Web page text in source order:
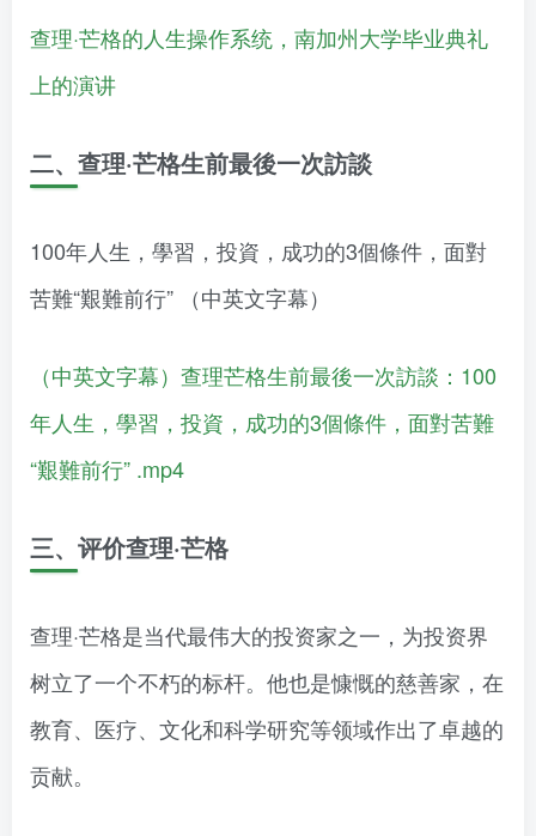
查理·芒格的人生操作系统，南加州大学毕业典礼
上的演讲
二、查理·芒格生前最後一次訪談
100年人生，學習，投資，成功的3個條件，面對
苦難“艱難前行” （中英文字幕）
（中英文字幕）查理芒格生前最後一次訪談：100
年人生，學習，投資，成功的3個條件，面對苦難
“艱難前行” .mp4
三、评价查理·芒格
查理·芒格是当代最伟大的投资家之一，为投资界
树立了一个不朽的标杆。他也是慷慨的慈善家，在
教育、医疗、文化和科学研究等领域作出了卓越的
贡献。